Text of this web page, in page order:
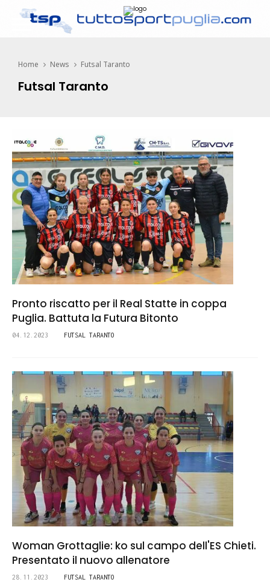
Home News Futsal Taranto
Futsal Taranto
Pronto riscatto per il Real Statte in coppa
Puglia. Battuta la Futura Bitonto
04.12.2023 FUTSAL TARANTO
Woman Grottaglie: ko sul campo dell'ES Chieti.
Presentato il nuovo allenatore
28.11.2023 FUTSAL TARANTO